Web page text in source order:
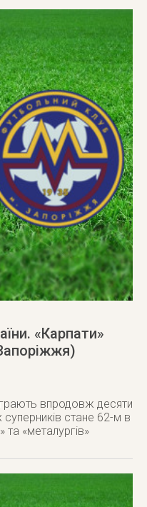
«Карпати»
впродовж десяти
стане 62-м в
та «металургів»